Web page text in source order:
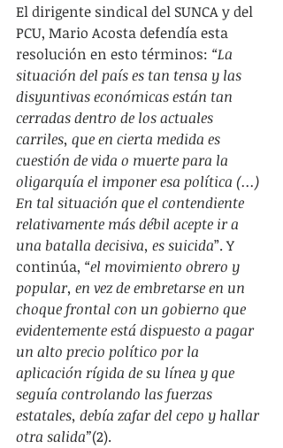
El dirigente sindical del SUNCA y del
PCU, Mario Acosta defendía esta
resolución en esto términos: “La
situación del país es tan tensa y las
disyuntivas económicas están tan
cerradas dentro de los actuales
carriles, que en cierta medida es
cuestión de vida o muerte para la
oligarquía el imponer esa política (...)
En tal situación que el contendiente
relativamente más débil acepte ir a
una batalla decisiva, es suicida”. Y
continúa, “el movimiento obrero y
popular, en vez de embretarse en un
choque frontal con un gobierno que
evidentemente está dispuesto a pagar
un alto precio político por la
aplicación rígida de su línea y que
seguía controlando las fuerzas
estatales, debía zafar del cepo y hallar
otra salida”(2).